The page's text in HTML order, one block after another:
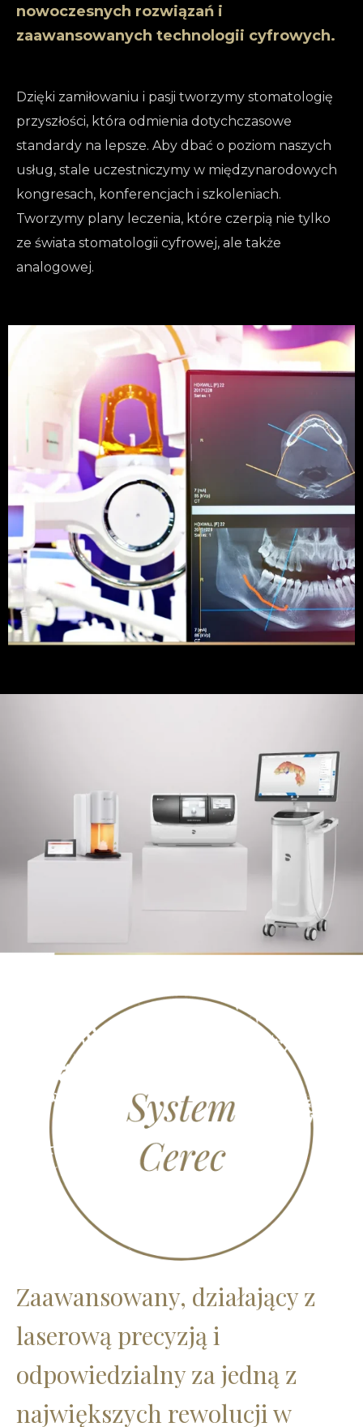
nowoczesnych rozwiązań i
zaawansowanych technologii cyfrowych.
Dzięki zamiłowaniu i pasji tworzymy stomatologię
przyszłości, która odmienia dotychczasowe
standardy na lepsze. Aby dbać o poziom naszych
usług, stale uczestniczymy w międzynarodowych
kongresach, konferencjach i szkoleniach.
Tworzymy plany leczenia, które czerpią nie tylko
ze świata stomatologii cyfrowej, ale także
analogowej.
Zaawansowany, działający z
laserową precyzją i
odpowiedzialny za jedną z
największych rewolucji w